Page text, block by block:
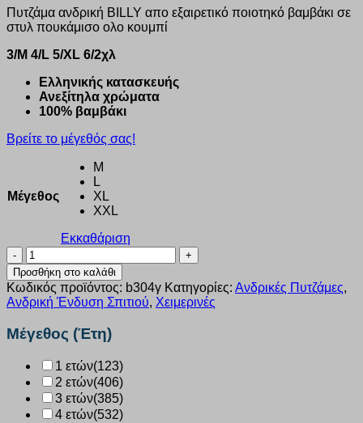
Πυτζάμα ανδρική BILLY απο εξαιρετικό ποιοτηκό βαμβάκι σε
στυλ πουκάμισο ολο κουμπί
3/M 4/L 5/XL 6/2χλ
Ελληνικής κατασκευής
Ανεξίτηλα χρώματα
100% βαμβάκι
Βρείτε το μέγεθός σας!
Μέγεθος
M
L
XL
XXL
Εκκαθάριση
Πυτζάμα
Billy
ανδρική
γκρι
b304
ποσότητα
Προσθήκη στο καλάθι
Κωδικός προϊόντος: b304γ Κατηγορίες: Ανδρικές Πυτζάμες,
Ανδρική Ένδυση Σπιτιού, Χειμερινές
Μέγεθος (Έτη)
1 ετών(123)
2 ετών(406)
3 ετών(385)
4 ετών(532)